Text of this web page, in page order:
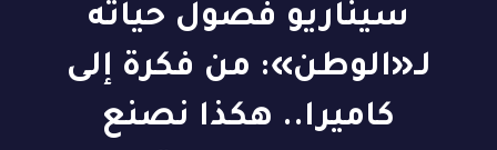
سيناريو فصول حياته
لـ«الوطن»: من فكرة إلى
كاميرا.. هكذا نصنع